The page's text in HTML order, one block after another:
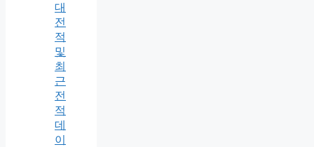
대
전
적
및
최
근
전
적
데
이